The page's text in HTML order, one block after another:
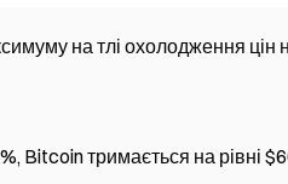
на тлі охолодження
Bitcoin тримається на рівні